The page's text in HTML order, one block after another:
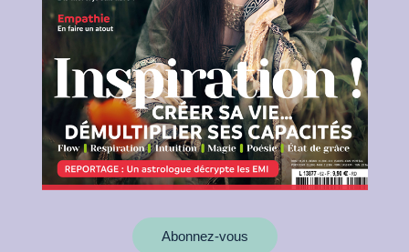
Abonnez-vous